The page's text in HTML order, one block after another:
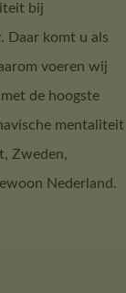
bij
Daar komt u als
voeren wij
de hoogste
mentaliteit
Zweden,
Nederland.